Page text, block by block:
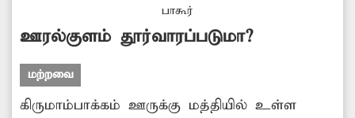
பாகூர்
ஊரல்குளம் தூர்வாரப்படுமா?
மற்றவை
கிருமாம்பாக்கம் ஊருக்கு மத்தியில் உள்ள